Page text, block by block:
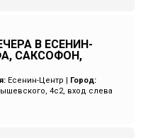
В ЕСЕНИН-
САКСОФОН,
Есенин-Центр
Город:
4с2, вход слева